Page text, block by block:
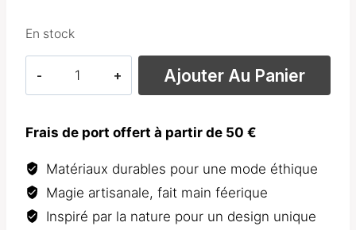
En stock
T
Ajouter Au Panier
Frais de port offert à partir de 50 €
Matériaux durables pour une mode éthique
Magie artisanale, fait main féerique
Inspiré par la nature pour un design unique